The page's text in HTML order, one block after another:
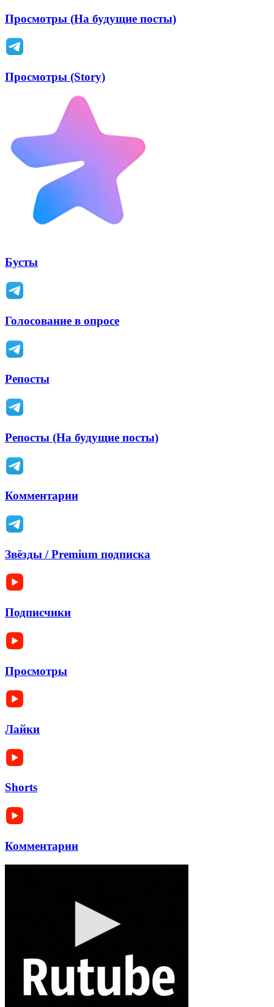
Просмотры (На будущие посты)
Просмотры (Story)
Бусты
Голосование в опросе
Репосты
Репосты (На будущие посты)
Комментарии
Звёзды / Premium подписка
Подписчики
Просмотры
Лайки
Shorts
Комментарии